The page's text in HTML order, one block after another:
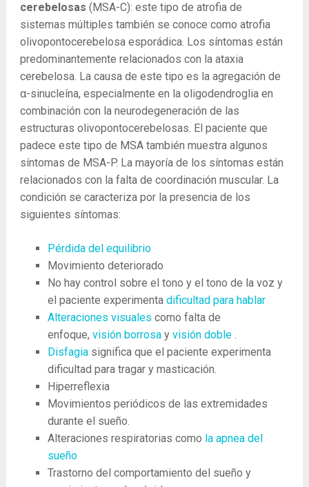
cerebelosas (MSA-C): este tipo de atrofia de
sistemas múltiples también se conoce como atrofia
olivopontocerebelosa esporádica. Los síntomas están
predominantemente relacionados con la ataxia
cerebelosa. La causa de este tipo es la agregación de
α-sinucleína, especialmente en la oligodendroglia en
combinación con la neurodegeneración de las
estructuras olivopontocerebelosas. El paciente que
padece este tipo de MSA también muestra algunos
síntomas de MSA-P. La mayoría de los síntomas están
relacionados con la falta de coordinación muscular. La
condición se caracteriza por la presencia de los
siguientes síntomas:
Pérdida del equilibrio
Movimiento deteriorado
No hay control sobre el tono y el tono de la voz y
el paciente experimenta dificultad para hablar
Alteraciones visuales como falta de
enfoque, visión borrosay visión doble.
Disfagiasignifica que el paciente experimenta
dificultad para tragar y masticación.
Hiperreflexia
Movimientos periódicos de las extremidades
durante el sueño.
Alteraciones respiratorias como la apnea del
sueño
Trastorno del comportamiento del sueño y